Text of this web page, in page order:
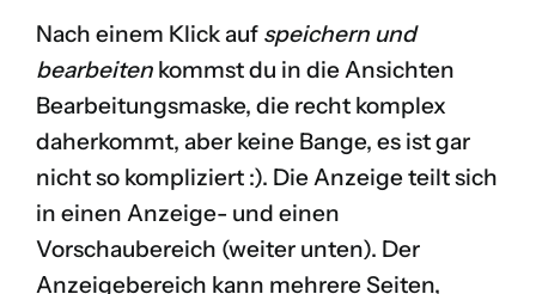
Nach einem Klick auf speichern und
bearbeiten kommst du in die Ansichten
Bearbeitungsmaske, die recht komplex
daherkommt, aber keine Bange, es ist gar
nicht so kompliziert :). Die Anzeige teilt sich
in einen Anzeige- und einen
Vorschaubereich (weiter unten). Der
Anzeigebereich kann mehrere Seiten,